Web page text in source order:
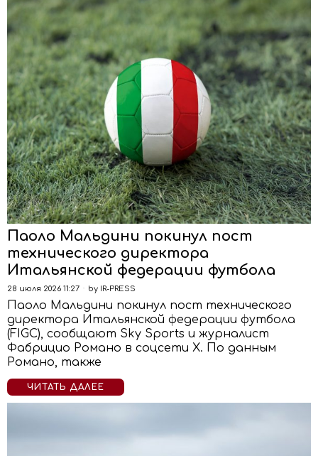
Паоло Мальдини покинул пост
технического директора
Итальянской федерации футбола
28 июля 2026 11:27 by IR-PRESS
Паоло Мальдини покинул пост технического
директора Итальянской федерации футбола
(FIGC), сообщают Sky Sports и журналист
Фабрицио Романо в соцсети Х. По данным
Романо, также
ЧИТАТЬ ДАЛЕЕ